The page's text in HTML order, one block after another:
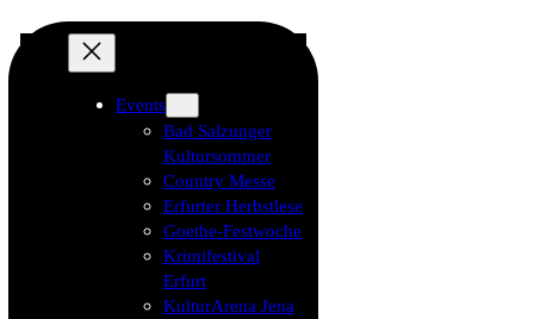
Events
Bad Salzunger
Kultursommer
Country Messe
Erfurter Herbstlese
Goethe-Festwoche
Krimifestival
Erfurt
KulturArena Jena